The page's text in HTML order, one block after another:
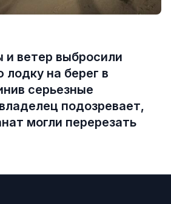
и ветер выбросили
лодку на берег в
серьезные
подозревает,
могли перерезать